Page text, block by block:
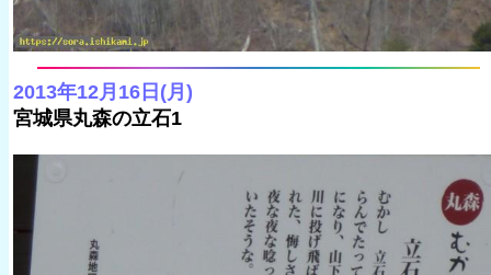
2013年12月16日(月)
宮城県丸森の立石1